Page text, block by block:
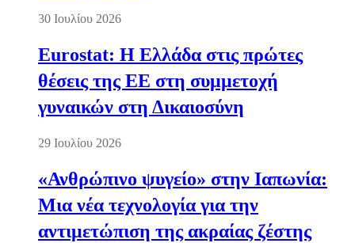
30 Ιουλίου 2026
Eurostat: Η Ελλάδα στις πρώτες
θέσεις της ΕΕ στη συμμετοχή
γυναικών στη Δικαιοσύνη
29 Ιουλίου 2026
«Ανθρώπινο ψυγείο» στην Ιαπωνία:
Μια νέα τεχνολογία για την
αντιμετώπιση της ακραίας ζέστης